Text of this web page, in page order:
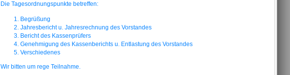
Die Tagesordnungspunkte betreffen:
Begrüßung
Jahresbericht u. Jahresrechnung des Vorstandes
Bericht des Kassenprüfers
Genehmigung des Kassenberichts u. Entlastung des Vorstandes
Verschiedenes
Wir bitten um rege Teilnahme.